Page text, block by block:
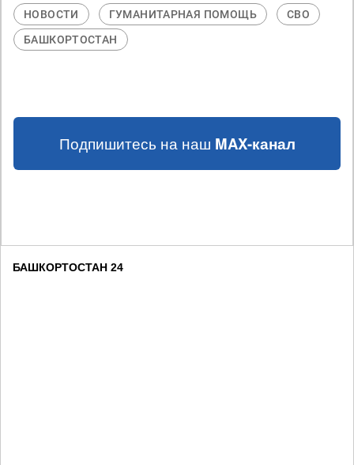
НОВОСТИ ГУМАНИТАРНАЯ ПОМОЩЬ
СВО
БАШКОРТОСТАН
Подпишитесь на наш MAX-канал
БАШКОРТОСТАН 24